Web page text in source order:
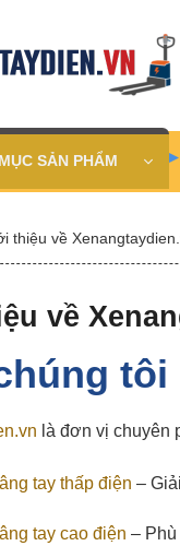
SẢN PHẨM
thiệu về
về
tôi
là đơn vị chuyên
tay thấp điện –
tay cao điện –